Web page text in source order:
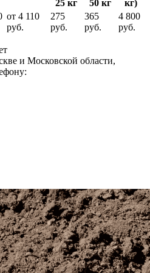
25 кг
50 кг
кг)
от 4 110
руб.
275
руб.
365
руб.
4 800
руб.
и Московской области,